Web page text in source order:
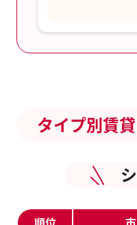
タイプ別賃